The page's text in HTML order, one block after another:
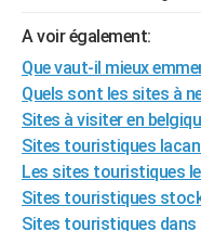
Art de vivre
Bien-être
Loisirs
ModeModes de vie
SANTE
Alimentation
Guide de la santé
Maladies
Médicaments
Sommeil
Destinations
City break
Voyage nature
Voyage de noces
Forum
Climat
+PHOTO
GUIDES D'ACHAT
A voir également:
Que vaut-il mieux
Quels sont les sites à
Sites à visiter en
Sites touristiques
Les sites touristiques
Sites touristiques
Sites touristiques dans